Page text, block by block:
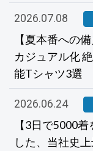
2026.07.08
【夏本番への
カジュアル化
能Tシャツ3選
2026.06.24
【3日で5000
した、当社史